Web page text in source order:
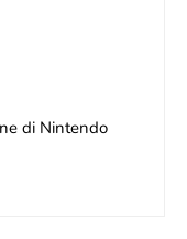
di Nintendo